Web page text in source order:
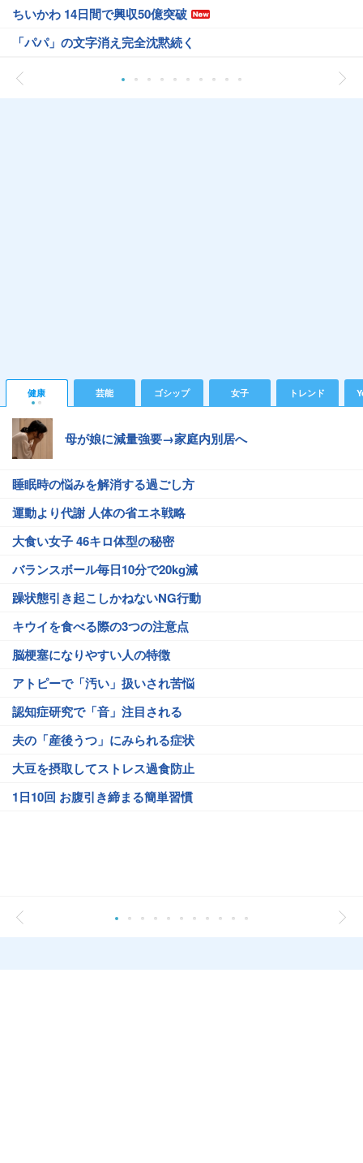
ちいかわ 14日間で興収50億突破
「パパ」の文字消え完全沈黙続く
健康 芸能 ゴシップ 女子 トレンド
母が娘に減量強要→家庭内別居へ
睡眠時の悩みを解消する過ごし方
運動より代謝 人体の省エネ戦略
大食い女子 46キロ体型の秘密
バランスボール毎日10分で20kg減
躁状態引き起こしかねないNG行動
キウイを食べる際の3つの注意点
脳梗塞になりやすい人の特徴
アトピーで「汚い」扱いされ苦悩
認知症研究で「音」注目される
夫の「産後うつ」にみられる症状
大豆を摂取してストレス過食防止
1日10回 お腹引き締まる簡単習慣